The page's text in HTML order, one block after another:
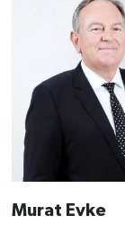
Murat Evke